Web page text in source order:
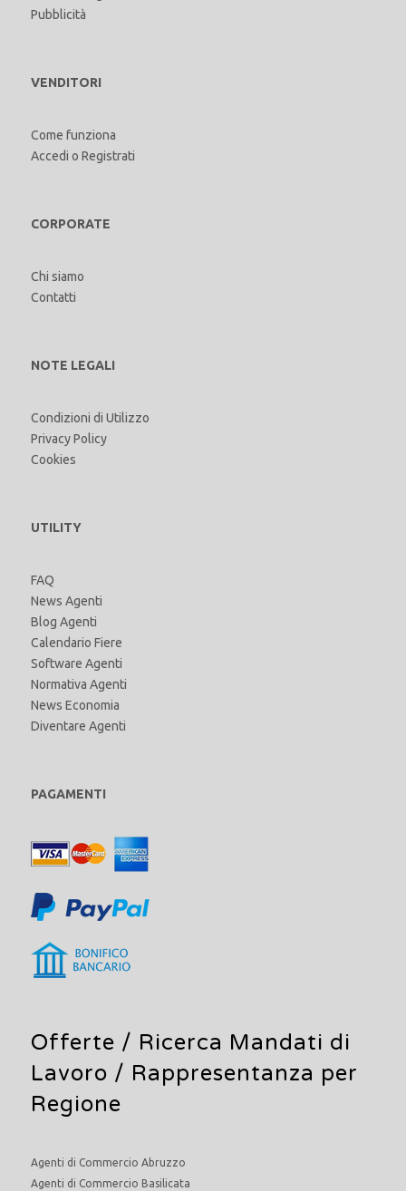
Pubblicità
VENDITORI
Come funziona
Accedi o Registrati
CORPORATE
Chi siamo
Contatti
NOTE LEGALI
Condizioni di Utilizzo
Privacy Policy
Cookies
UTILITY
FAQ
News Agenti
Blog Agenti
Calendario Fiere
Software Agenti
Normativa Agenti
News Economia
Diventare Agenti
PAGAMENTI
Offerte / Ricerca Mandati di
Lavoro / Rappresentanza per
Regione
Agenti di Commercio Abruzzo
Agenti di Commercio Basilicata